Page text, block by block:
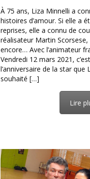
À 75 ans, Liza Minnelli a
histoires d’amour. Si elle a
reprises, elle a connu de
réalisateur Martin Scorsese,
encore… Avec l’animateur
Vendredi 12 mars 2021,
l’anniversaire de la star que
souhaité […]
Lire